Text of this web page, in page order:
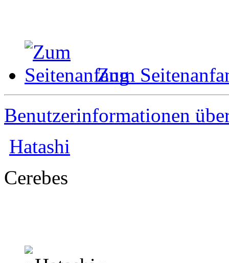
Zum
Benutzerinformationen
Hatashi
Cerebes